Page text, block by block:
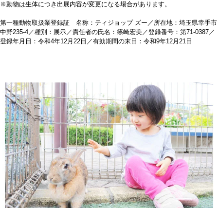
※動物は生体につき出展内容が変更になる場合があります。
第一種動物取扱業登録証 名称：ティジョップ ズー／所在地：埼玉県幸手市
中野235‐4／種別：展示／責任者の氏名：篠崎宏美／登録番号：第71‐0387／
登録年月日：令和4年12月22日／有効期間の末日：令和9年12月21日